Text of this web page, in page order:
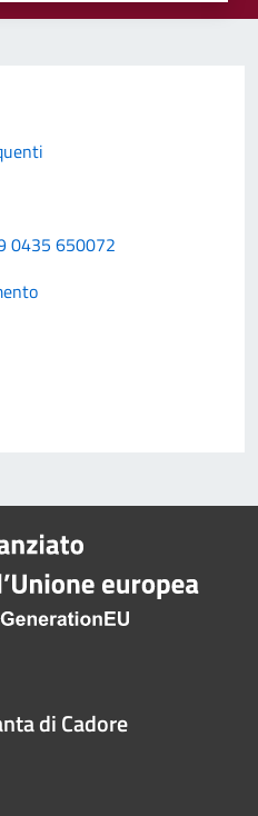
0435 650072
di Cadore